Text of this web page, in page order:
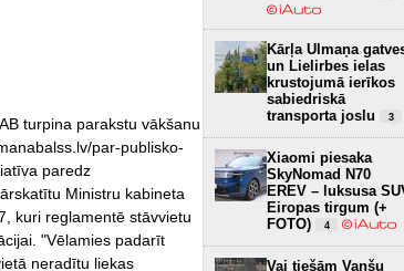
turpina parakstu vākšanu
par-publisko-
paredz
Ministru kabineta
kuri reglamentē stāvvietu
"Vēlamies padarīt
neradītu liekas
Kārļa Ulmaņa
un Lielirbes ielas
krustojumā ierīkos
sabiedriskā
transporta joslu
3
Xiaomi piesaka
SkyNomad N70
EREV – luksusa
Eiropas tirgum (+
FOTO)
4
Vai tiešām Vanšu